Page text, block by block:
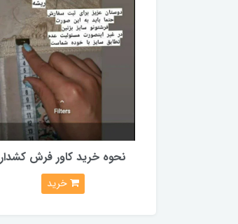
نحوه خرید کاور فرش کشدار
خرید